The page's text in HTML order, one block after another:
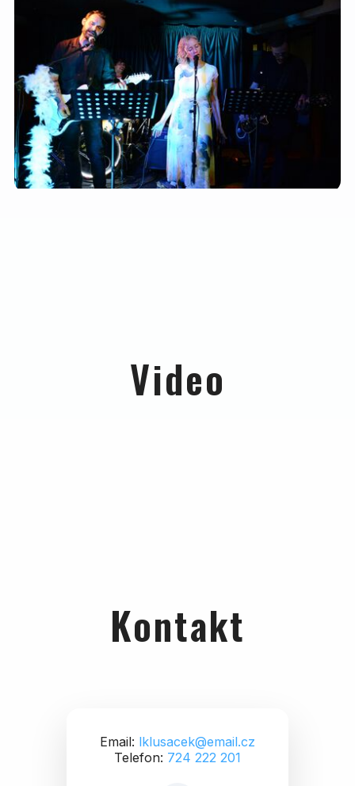
Video
Kontakt
Email: lklusacek@email.cz
Telefon: 724 222 201